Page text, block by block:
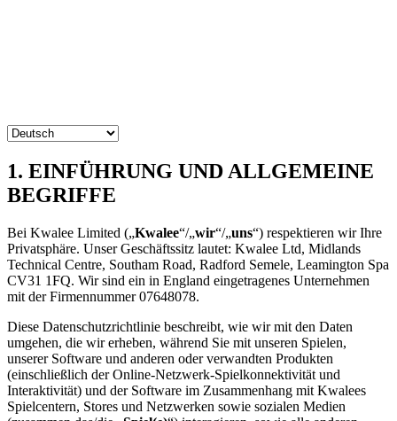
1. EINFÜHRUNG UND ALLGEMEINE
BEGRIFFE
Bei Kwalee Limited („Kwalee“/„wir“/„uns“) respektieren wir Ihre
Privatsphäre. Unser Geschäftssitz lautet: Kwalee Ltd, Midlands
Technical Centre, Southam Road, Radford Semele, Leamington Spa
CV31 1FQ. Wir sind ein in England eingetragenes Unternehmen
mit der Firmennummer 07648078.
Diese Datenschutzrichtlinie beschreibt, wie wir mit den Daten
umgehen, die wir erheben, während Sie mit unseren Spielen,
unserer Software und anderen oder verwandten Produkten
(einschließlich der Online-Netzwerk-Spielkonnektivität und
Interaktivität) und der Software im Zusammenhang mit Kwalees
Spielcentern, Stores und Netzwerken sowie sozialen Medien